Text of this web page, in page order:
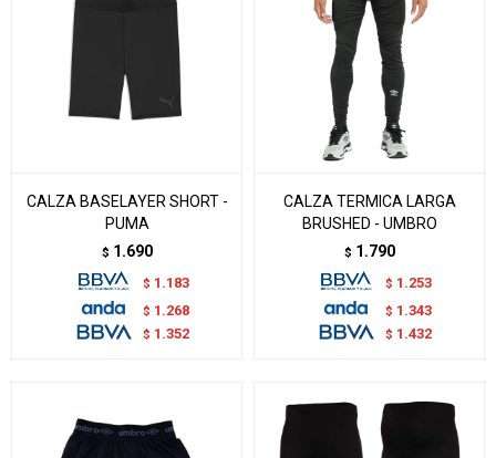
CALZA BASELAYER SHORT -
PUMA
$ 1.690
$ 1.183
$ 1.268
$ 1.352
CALZA TERMICA LARGA
BRUSHED - UMBRO
$ 1.790
$ 1.253
$ 1.343
$ 1.432